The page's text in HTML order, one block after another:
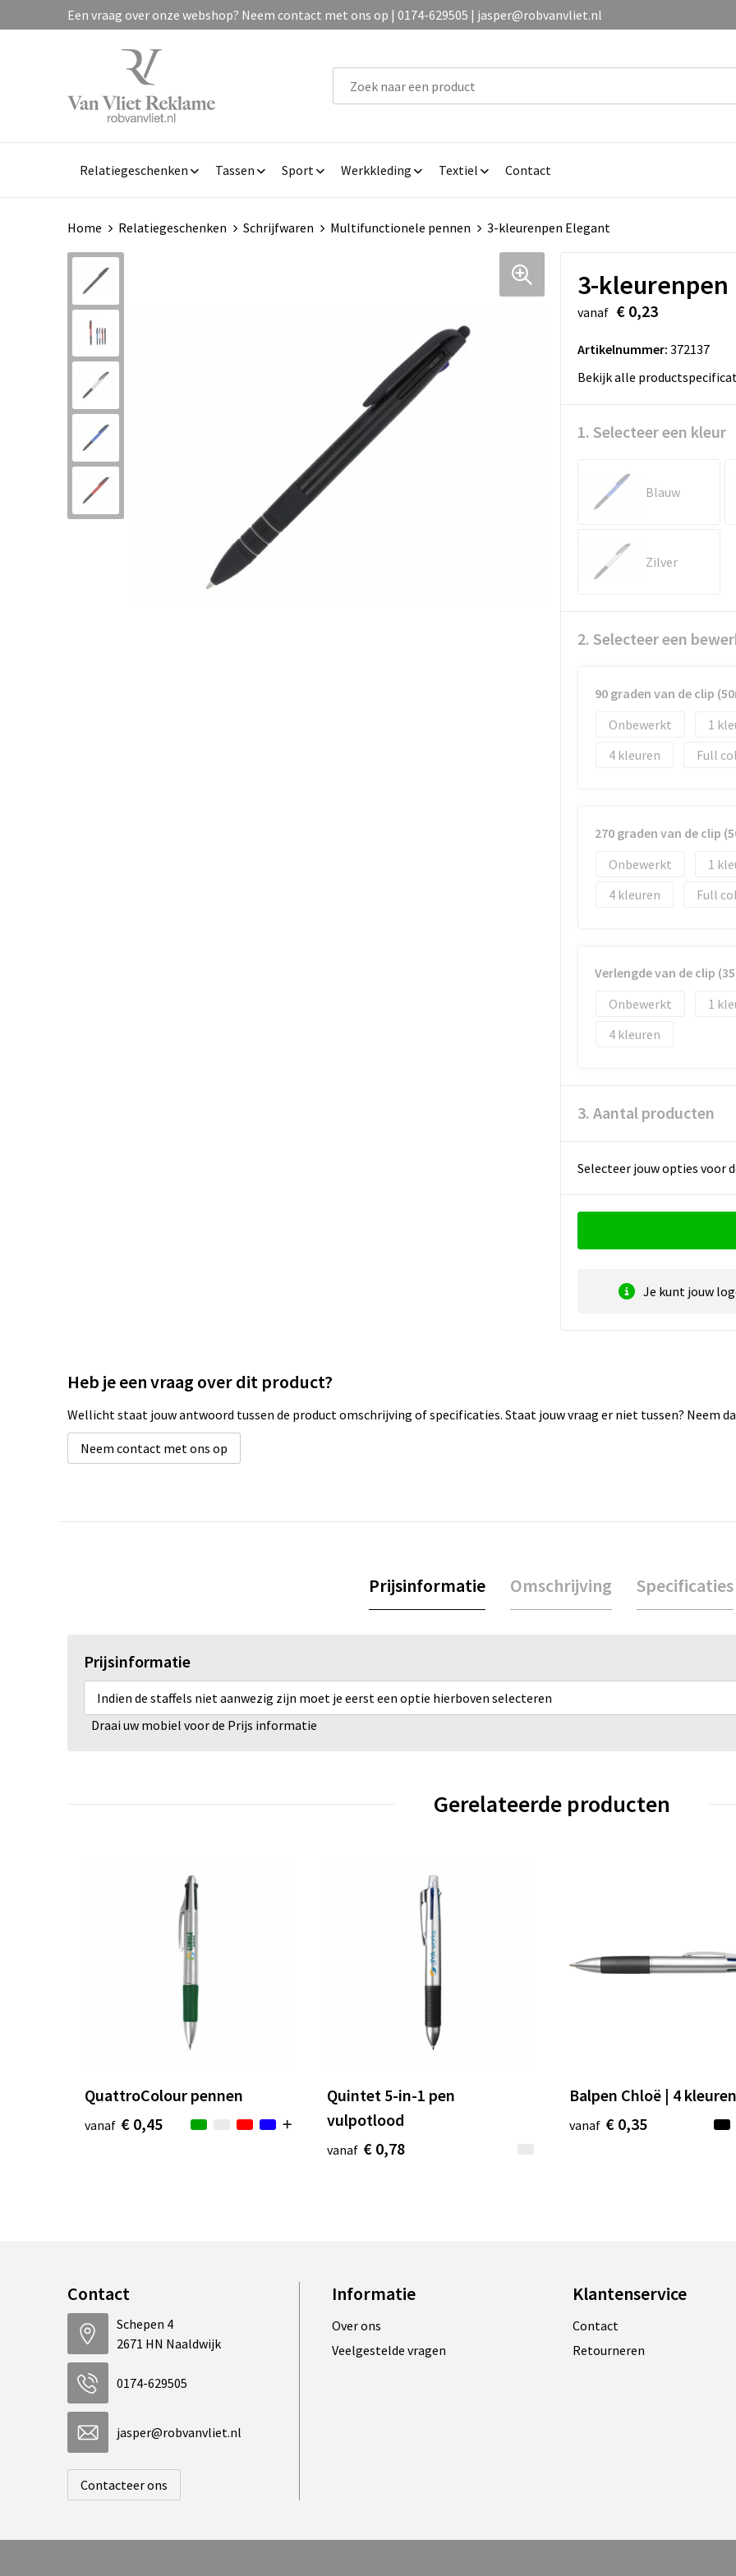
Een vraag over onze webshop? Neem contact met ons op | 0174-629505 | jasper@robvanvliet.nl
Relatiegeschenken Tassen Sport Werkkleding Textiel Contact
Home Relatiegeschenken Schrijfwaren Multifunctionele pennen 3-kleurenpen Elegant
3-kleurenpen
vanaf € 0,23
Artikelnummer: 372137
Bekijk alle
1. Selecteer een kleur
Blauw
Zilver
2. Selecteer een
90 graden van de clip
Onbewerkt
1
4
Full
270 graden van de clip
Onbewerkt
1
4
Full
Verlengde van de clip
Onbewerkt
1
4
3. Aantal producten
Selecteer jouw opties voor
Je kunt jouw
Heb je een vraag over dit product?
Wellicht staat jouw antwoord tussen de product omschrijving of specificaties. Staat jouw vraag er niet tussen? Neem
Neem contact met ons op
Prijsinformatie Omschrijving Specificaties
Prijsinformatie
Indien de staffels niet aanwezig zijn moet je eerst een optie hierboven selecteren
Draai uw mobiel voor de Prijs informatie
Gerelateerde producten
QuattroColour pennen
vanaf € 0,45
Quintet 5-in-1 pen
vulpotlood
vanaf € 0,78
Balpen Chloë | 4 kleuren
vanaf € 0,35
Contact
Schepen 4
2671 HN Naaldwijk
0174-629505
jasper@robvanvliet.nl
Contacteer ons
Informatie
Over ons
Veelgestelde vragen
Klantenservice
Contact
Retourneren